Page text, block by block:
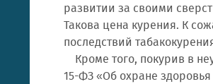
развитии за своими
Такова цена курения. К
последствий
Кроме того, покурив в
15-ФЗ «Об охране